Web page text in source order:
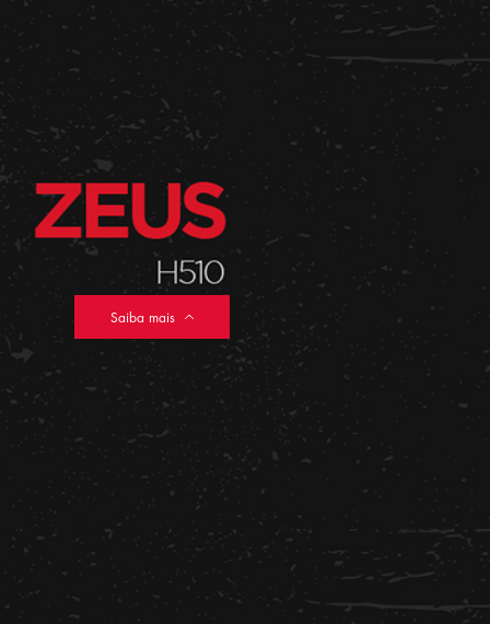
Saiba mais